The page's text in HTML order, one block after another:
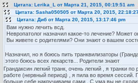
Цитата: Lerika_L от Марта 21, 2015, 00:19:51 am
Цитата: Sasha050505 от Марта 20, 2015,
Цитата: Диб от Марта 20, 2015, 13:17:46 pm
Вам нужно лечить всд.
Невропатолог назначил какое-то лечение? Может
Вы живете с родителями? Они знают о вашем
Назначил, но я боюсь пить транквилизаторы
этого боюсь всех лекарств... Родители знают
Грандаксин легкий транк, очень легкий , я транки
работе (нервный период) , я пила во время сессий.
больше себе накручиваем сами . С ума вы не